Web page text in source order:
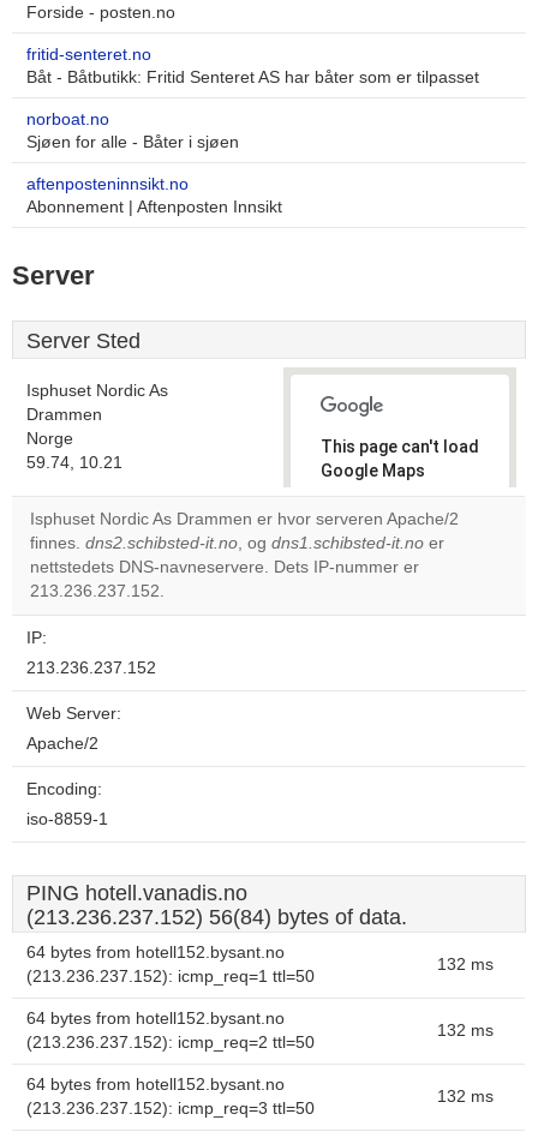
Forside - posten.no
fritid-senteret.no
Båt - Båtbutikk: Fritid Senteret AS har båter som er tilpasset
norboat.no
Sjøen for alle - Båter i sjøen
aftenposteninnsikt.no
Abonnement | Aftenposten Innsikt
Server
Server Sted
Isphuset Nordic As
Drammen
Norge
59.74, 10.21
This page can't load
Google Maps
correctly.
Do you
own this
Isphuset Nordic As Drammen er hvor serveren Apache/2
finnes. dns2.schibsted-it.no, og dns1.schibsted-it.no er
nettstedets DNS-navneservere. Dets IP-nummer er
213.236.237.152.
IP:
213.236.237.152
Web Server:
Apache/2
Encoding:
iso-8859-1
PING hotell.vanadis.no
(213.236.237.152) 56(84) bytes of data.
64 bytes from hotell152.bysant.no
(213.236.237.152): icmp_req=1 ttl=50
132 ms
64 bytes from hotell152.bysant.no
(213.236.237.152): icmp_req=2 ttl=50
132 ms
64 bytes from hotell152.bysant.no
(213.236.237.152): icmp_req=3 ttl=50
132 ms